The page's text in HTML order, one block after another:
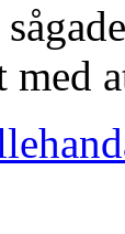
med